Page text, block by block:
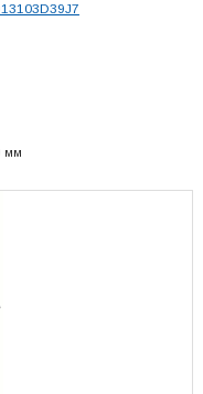
мм